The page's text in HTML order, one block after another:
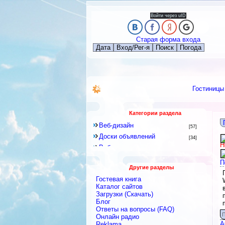
Войти через uID
Старая форма входа
Дата
Вход/Рег-я Поиск Погода
Гостиницы
Категории раздела
Веб-дизайн [57]
Доски объявлений [34]
Веб-программирование
Знакомства и Общение
Каталоги
Скрипты
Блоги
Интернет-сервисы, Интернет-
услуги
Другие разделы
Гостевая книга
Каталог сайтов
Загрузки (Скачать)
Блог
Ответы на вопросы (FAQ)
Онлайн радио